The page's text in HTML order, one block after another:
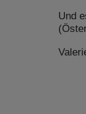
Und